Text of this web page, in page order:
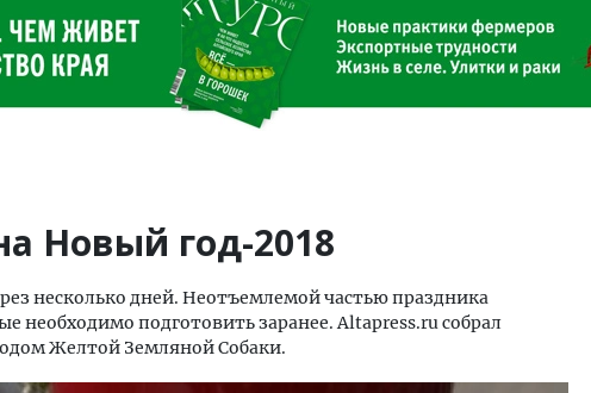
Новый год-2018
несколько дней. Неотъемлемой частью праздника
необходимо подготовить заранее. Altapress.ru собрал
Желтой Земляной Собаки.